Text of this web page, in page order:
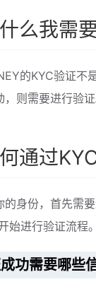
么我需
的KYC验证不
，则需要进行验
通过
的身份，首先需
始进行验证流程。
功需要哪些